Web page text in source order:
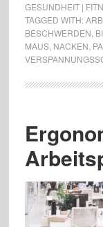
GESUNDHEIT |
TAGGED WITH:
BESCHWERDEN
MAUS, NACKEN